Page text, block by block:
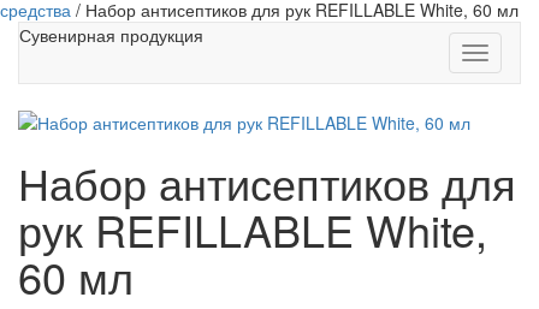
средства / Набор антисептиков для рук REFILLABLE White, 60 мл
Toggle
Сувенирная продукция
Набор антисептиков для
рук REFILLABLE White,
60 мл